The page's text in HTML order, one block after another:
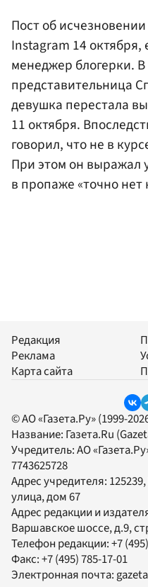
Пост об
Instagram 14 октября,
менеджер блогерки.
представительница
девушка перестала
11 октября.
говорил, что не в
При этом он выражал
в пропаже «точно
Редакция
Реклама
Карта сайта
© АО «Газета.Ру» (1999-
Название: Газета.Ru
Учредитель:АО
7743625728
Адрес учредителя:
улица, дом 67
Адрес редакции и
Варшавское шоссе, д.9,
Телефон редакции:+7
Факс:+7 (495) 785-17-01
Электронная почта: